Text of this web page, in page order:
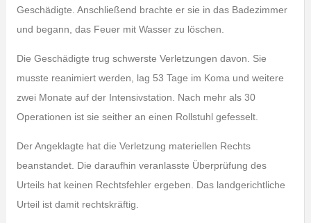
Geschädigte. Anschließend brachte er sie in das Badezimmer
und begann, das Feuer mit Wasser zu löschen.
Die Geschädigte trug schwerste Verletzungen davon. Sie
musste reanimiert werden, lag 53 Tage im Koma und weitere
zwei Monate auf der Intensivstation. Nach mehr als 30
Operationen ist sie seither an einen Rollstuhl gefesselt.
Der Angeklagte hat die Verletzung materiellen Rechts
beanstandet. Die daraufhin veranlasste Überprüfung des
Urteils hat keinen Rechtsfehler ergeben. Das landgerichtliche
Urteil ist damit rechtskräftig.